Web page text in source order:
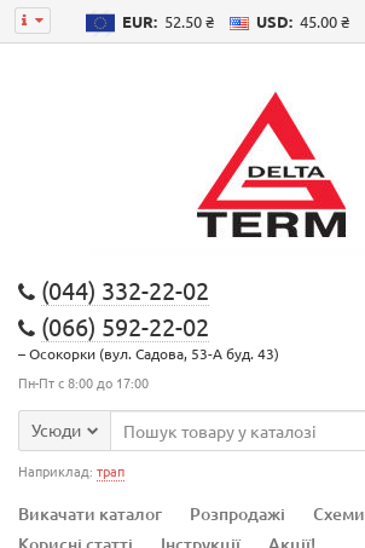
EUR: 52.50 ₴ USD: 45.00 ₴
(044) 332-22-02
(066) 592-22-02
– Осокорки (вул. Садова, 53-А буд. 43)
Пн-Пт с 8:00 до 17:00
Усюди
Наприклад: трап
Викачати каталог Розпродажі
Схеми